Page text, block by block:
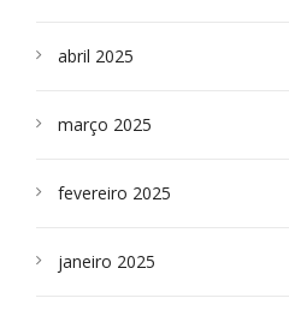
abril 2025
março 2025
fevereiro 2025
janeiro 2025